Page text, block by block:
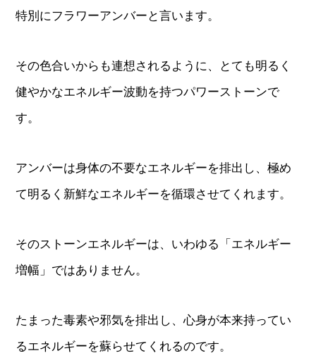
特別にフラワーアンバーと言います。
その色合いからも連想されるように、とても明るく
健やかなエネルギー波動を持つパワーストーンで
す。
アンバーは身体の不要なエネルギーを排出し、極め
て明るく新鮮なエネルギーを循環させてくれます。
そのストーンエネルギーは、いわゆる「エネルギー
増幅」ではありません。
たまった毒素や邪気を排出し、心身が本来持ってい
るエネルギーを蘇らせてくれるのです。